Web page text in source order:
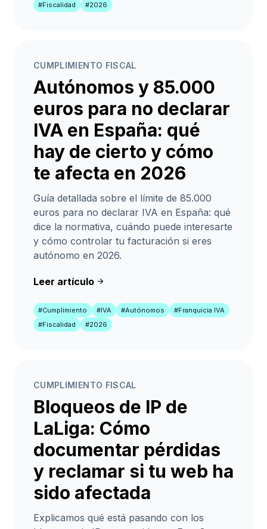
#Fiscalidad
#2026
CUMPLIMIENTO FISCAL
Autónomos y 85.000
euros para no declarar
IVA en España: qué
hay de cierto y cómo
te afecta en 2026
Guía detallada sobre el límite de 85.000
euros para no declarar IVA en España: qué
dice la normativa, cuándo puede interesarte
y cómo controlar tu facturación si eres
autónomo en 2026.
Leer artículo arrow_forward
#Cumplimiento #IVA #Autónomos
#Franquicia IVA
#Fiscalidad
#2026
CUMPLIMIENTO FISCAL
Bloqueos de IP de
LaLiga: Cómo
documentar pérdidas
y reclamar si tu web ha
sido afectada
Explicamos qué está pasando con los